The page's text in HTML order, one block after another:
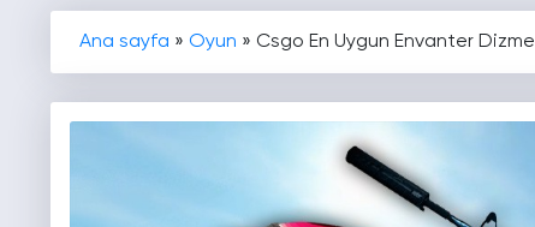
Ana sayfa » Oyun » Csgo En Uygun Envanter Dizme